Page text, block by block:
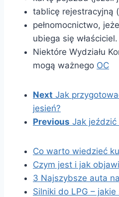
tablicę rejestracyjną
pełnomocnictwo,
ubiega się właściciel.
Niektóre Wydziału
mogą ważnego OC
Next Jak
jesień?
Previous Jak jeździć
Co warto wiedzieć
Czym jest i jak
3 Najszybsze auta
Silniki do LPG –